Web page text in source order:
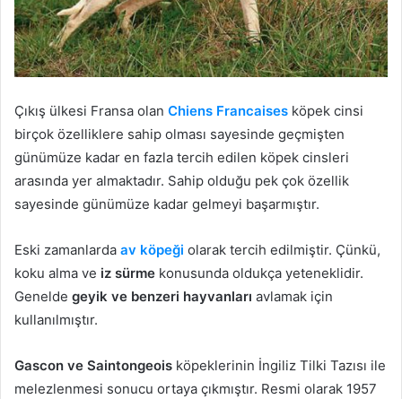
Çıkış ülkesi Fransa olan Chiens Francaises köpek cinsi
birçok özelliklere sahip olması sayesinde geçmişten
günümüze kadar en fazla tercih edilen köpek cinsleri
arasında yer almaktadır. Sahip olduğu pek çok özellik
sayesinde günümüze kadar gelmeyi başarmıştır.
Eski zamanlarda av köpeği olarak tercih edilmiştir. Çünkü,
koku alma ve iz sürme konusunda oldukça yeteneklidir.
Genelde geyik ve benzeri hayvanları avlamak için
kullanılmıştır.
Gascon ve Saintongeois köpeklerinin İngiliz Tilki Tazısı ile
melezlenmesi sonucu ortaya çıkmıştır. Resmi olarak 1957